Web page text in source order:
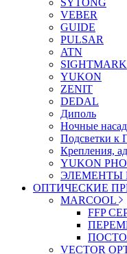
SYTONG
VEBER
GUIDE
PULSAR
ATN
SIGHTMARK
YUKON
ZENIT
DEDAL
Диполь
Ночные
Подсветки к
Крепления,
YUKON
ЭЛЕМЕНТЫ
ОПТИЧЕСКИЕ
MARCOOL
FFP
VECTOR